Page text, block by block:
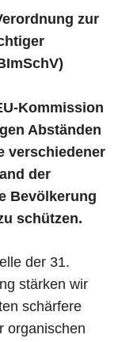
zur
Kommission
Abständen
verschiedener
der
Bevölkerung
schützen.
der 31.
stärken wir
schärfere
organischen